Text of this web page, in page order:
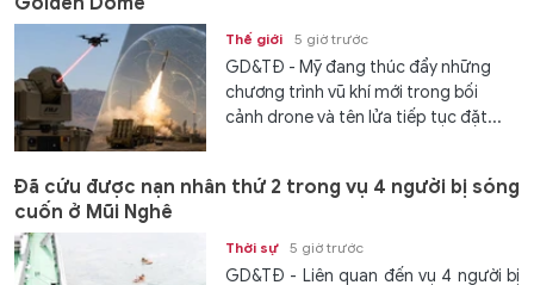
Thế giới 5 giờ trước
GD&TĐ - Mỹ đang thúc đẩy những
chương trình vũ khí mới trong bối
cảnh drone và tên lửa tiếp tục đặt...
Đã cứu được nạn nhân thứ 2 trong vụ 4 người bị sóng
cuốn ở Mũi Nghê
Thời sự 5 giờ trước
GD&TĐ - Liên quan đến vụ 4 người bị